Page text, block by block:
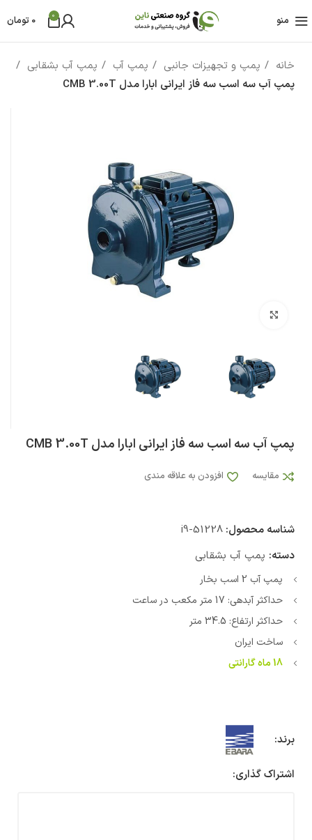
منو 0
0 تومان
خانه پمپ و تجهیزات جانبی پمپ آب
پمپ آب بشقابی
پمپ آب سه اسب سه فاز ایرانی ابارا مدل CMB 3.00T
پمپ آب سه اسب سه فاز ایرانی ابارا مدل CMB 3.00T
مقایسه افزودن به علاقه مندی
شناسه محصول: i9-51228
دسته: پمپ آب بشقابی
پمپ آب 2 اسب بخار
حداکثر آبدهی: 17 متر مکعب در ساعت
حداکثر ارتفاع: 34.5 متر
ساخت ایران
18 ماه گارانتی
برند:
اشتراک گذاری: